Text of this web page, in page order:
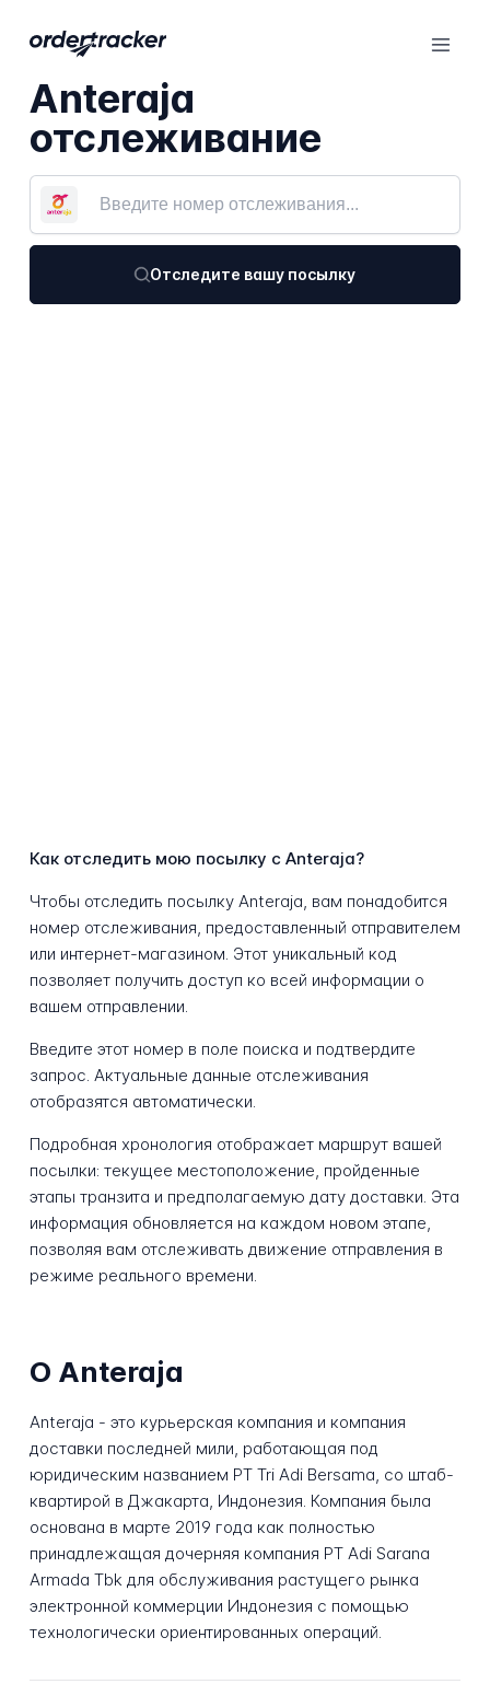
Anteraja
отслеживание
Отследите вашу посылку
Как отследить мою посылку с Anteraja?
Чтобы отследить посылку Anteraja, вам понадобится
номер отслеживания, предоставленный отправителем
или интернет-магазином. Этот уникальный код
позволяет получить доступ ко всей информации о
вашем отправлении.
Введите этот номер в поле поиска и подтвердите
запрос. Актуальные данные отслеживания
отобразятся автоматически.
Подробная хронология отображает маршрут вашей
посылки: текущее местоположение, пройденные
этапы транзита и предполагаемую дату доставки. Эта
информация обновляется на каждом новом этапе,
позволяя вам отслеживать движение отправления в
режиме реального времени.
О Anteraja
Anteraja - это курьерская компания и компания
доставки последней мили, работающая под
юридическим названием PT Tri Adi Bersama, со штаб-
квартирой в Джакарта, Индонезия. Компания была
основана в марте 2019 года как полностью
принадлежащая дочерняя компания PT Adi Sarana
Armada Tbk для обслуживания растущего рынка
электронной коммерции Индонезия с помощью
технологически ориентированных операций.